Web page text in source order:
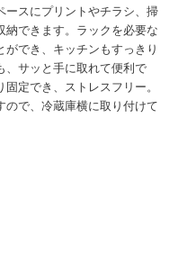
ースにプリントやチラシ、掃
納できます。ラックを必要な
でき、キッチンもすっきり
、サッと手に取れて便利で
定でき、ストレスフリー。
ので、冷蔵庫横に取り付けて